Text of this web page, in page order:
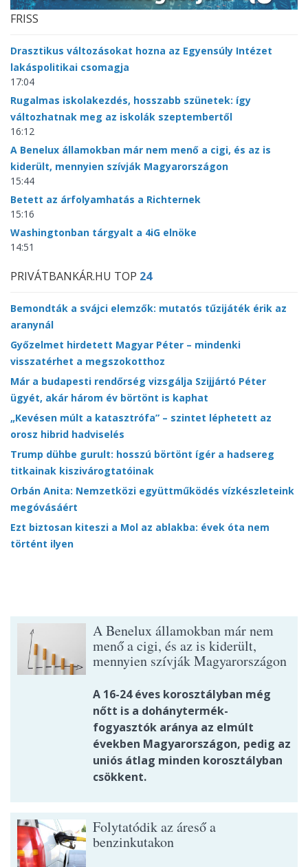
FRISS
Drasztikus változásokat hozna az Egyensúly Intézet
lakáspolitikai csomagja
17:04
Rugalmas iskolakezdés, hosszabb szünetek: így
változhatnak meg az iskolák szeptembertől
16:12
A Benelux államokban már nem menő a cigi, és az is
kiderült, mennyien szívják Magyarországon
15:44
Betett az árfolyamhatás a Richternek
15:16
Washingtonban tárgyalt a 4iG elnöke
14:51
PRIVÁTBANKÁR.HU TOP 24
Bemondták a svájci elemzők: mutatós tűzijáték érik az
aranynál
Győzelmet hirdetett Magyar Péter – mindenki
visszatérhet a megszokotthoz
Már a budapesti rendőrség vizsgálja Szijjártó Péter
ügyét, akár három év börtönt is kaphat
„Kevésen múlt a katasztrófa” – szintet léphetett az
orosz hibrid hadviselés
Trump dühbe gurult: hosszú börtönt ígér a hadsereg
titkainak kiszivárogtatóinak
Orbán Anita: Nemzetközi együttműködés vízkészleteink
megóvásáért
Ezt biztosan kiteszi a Mol az ablakba: évek óta nem
történt ilyen
A Benelux államokban már nem
menő a cigi, és az is kiderült,
mennyien szívják Magyarországon
A 16-24 éves korosztályban még
nőtt is a dohánytermék-
fogyasztók aránya az elmúlt
években Magyarországon, pedig az
uniós átlag minden korosztályban
csökkent.
Folytatódik az áreső a
benzinkutakon